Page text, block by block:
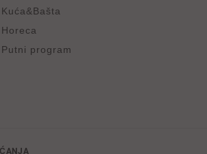
Kuća&Bašta
Horeca
Putni program